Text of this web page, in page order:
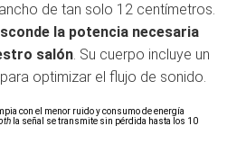
de tan solo 12 centímetros.
la potencia necesaria
salón. Su cuerpo incluye un
optimizar el flujo de sonido.
con el menor ruido y consumo de energía
la señal se transmite sin pérdida hasta los 10